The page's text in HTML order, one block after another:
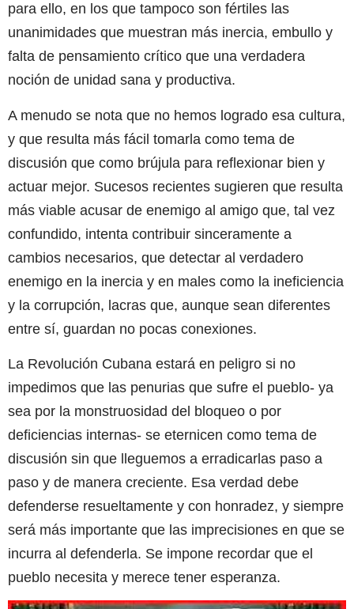
para ello, en los que tampoco son fértiles las
unanimidades que muestran más inercia, embullo y
falta de pensamiento crítico que una verdadera
noción de unidad sana y productiva.
A menudo se nota que no hemos logrado esa cultura,
y que resulta más fácil tomarla como tema de
discusión que como brújula para reflexionar bien y
actuar mejor. Sucesos recientes sugieren que resulta
más viable acusar de enemigo al amigo que, tal vez
confundido, intenta contribuir sinceramente a
cambios necesarios, que detectar al verdadero
enemigo en la inercia y en males como la ineficiencia
y la corrupción, lacras que, aunque sean diferentes
entre sí, guardan no pocas conexiones.
La Revolución Cubana estará en peligro si no
impedimos que las penurias que sufre el pueblo- ya
sea por la monstruosidad del bloqueo o por
deficiencias internas- se eternicen como tema de
discusión sin que lleguemos a erradicarlas paso a
paso y de manera creciente. Esa verdad debe
defenderse resueltamente y con honradez, y siempre
será más importante que las imprecisiones en que se
incurra al defenderla. Se impone recordar que el
pueblo necesita y merece tener esperanza.